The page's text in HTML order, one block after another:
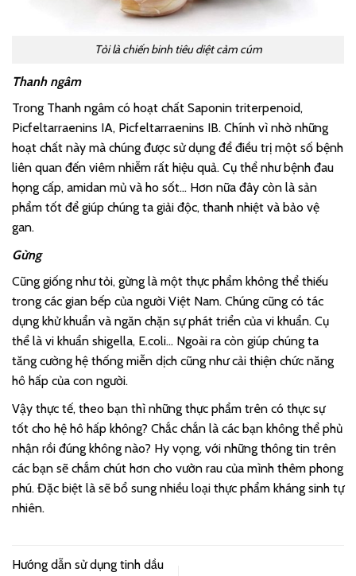
Tỏi là chiến binh tiêu diệt cảm cúm
Thanh ngâm
Trong Thanh ngâm có hoạt chất Saponin triterpenoid,
Picfeltarraenins IA, Picfeltarraenins IB. Chính vì nhờ những
hoạt chất này mà chúng được sử dụng để điều trị một số bệnh
liên quan đến viêm nhiễm rất hiệu quả. Cụ thể như bệnh đau
họng cấp, amidan mủ và ho sốt… Hơn nữa đây còn là sản
phẩm tốt để giúp chúng ta giải độc, thanh nhiệt và bảo vệ
gan.
Gừng
Cũng giống như tỏi, gừng là một thực phẩm không thể thiếu
trong các gian bếp của người Việt Nam. Chúng cũng có tác
dụng khử khuẩn và ngăn chặn sự phát triển của vi khuẩn. Cụ
thể là vi khuẩn shigella, E.coli… Ngoài ra còn giúp chúng ta
tăng cường hệ thống miễn dịch cũng như cải thiện chức năng
hô hấp của con người.
Vậy thực tế, theo bạn thì những thực phẩm trên có thực sự
tốt cho hệ hô hấp không? Chắc chắn là các bạn không thể phủ
nhận rồi đúng không nào? Hy vọng, với những thông tin trên
các bạn sẽ chắm chút hơn cho vườn rau của mình thêm phong
phú. Đặc biệt là sẽ bổ sung nhiều loại thực phẩm kháng sinh tự
nhiên.
Hướng dẫn sử dụng tinh dầu